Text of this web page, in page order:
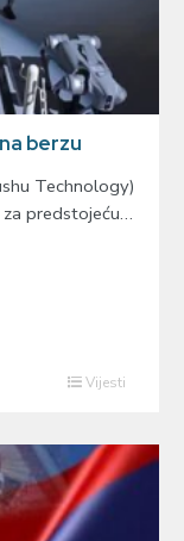
berzu
Technology)
za predstojeću…
Vijesti